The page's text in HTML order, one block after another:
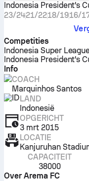
Indonesia President's
23/2421/2218/1916/
Competities
Indonesia Super
Indonesia President's
Info
COACH
Marquinhos Santos
LAND
Indonesië
OPGERICHT
3 mrt 2015
LOCATIE
Kanjuruhan
CAPACITEIT
38000
Over Arema FC